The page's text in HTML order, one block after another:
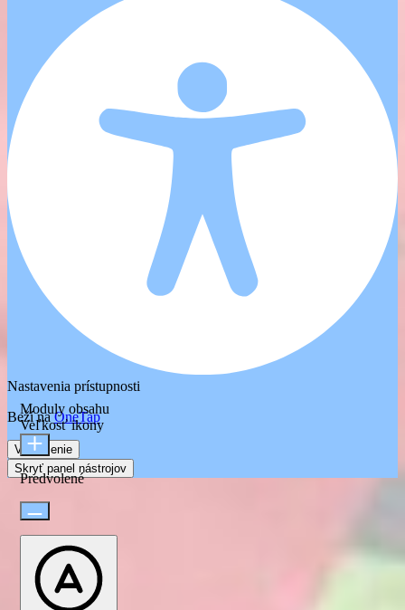
Nastavenia prístupnosti
Beží naOneTap
Vyhlásenie
Skryť panel nástrojov
Moduly obsahu
Veľkosť ikony
Predvolené